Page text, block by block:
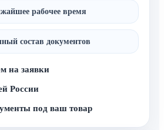
рабочее время
состав документов
на заявки
России
под ваш товар